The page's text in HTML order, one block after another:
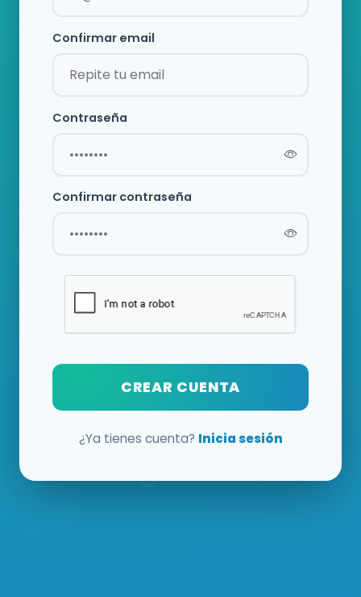
Confirmar email
Contraseña
Confirmar contraseña
CREAR CUENTA
¿Ya tienes cuenta? Inicia sesión